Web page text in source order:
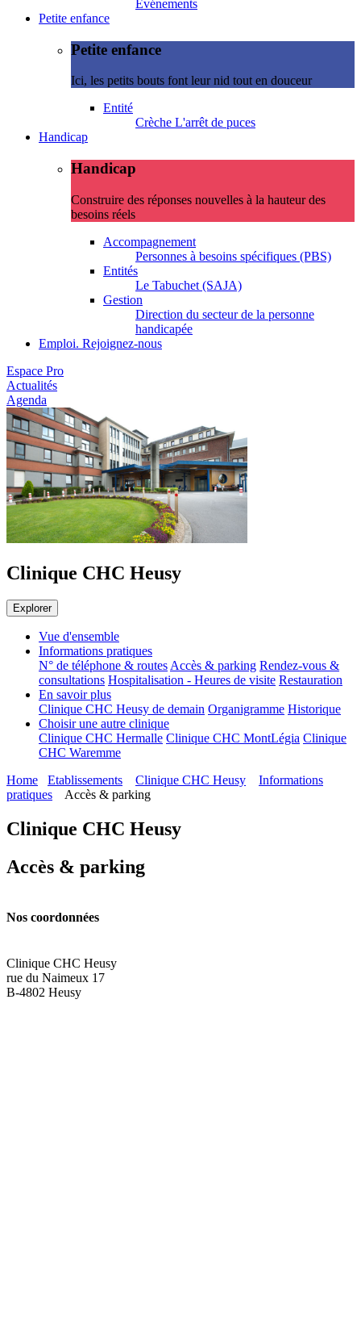
Evénements
Petite enfance
Petite enfance
Ici, les petits bouts font leur nid tout en douceur
Entité
Crèche L'arrêt de puces
Handicap
Handicap
Construire des réponses nouvelles à la hauteur des
besoins réels
Accompagnement
Personnes à besoins spécifiques (PBS)
Entités
Le Tabuchet (SAJA)
Gestion
Direction du secteur de la personne
handicapée
Emploi. Rejoignez-nous
Espace Pro
Actualités
Agenda
Clinique CHC Heusy
Explorer
Vue d'ensemble
Informations pratiques
N° de téléphone & routesAccès & parking Rendez-vous &
consultations Hospitalisation - Heures de visite Restauration
En savoir plus
Clinique CHC Heusy de demain Organigramme Historique
Choisir une autre clinique
Clinique CHC Hermalle Clinique CHC MontLégia Clinique
CHC Waremme
Home
Etablissements Clinique CHC Heusy
Informations
pratiques
Accès & parking
Clinique CHC Heusy
Accès & parking
Nos coordonnées
Clinique CHC Heusy
rue du Naimeux 17
B-4802 Heusy